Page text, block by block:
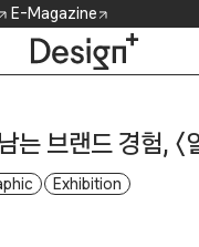
E-Magazine
는 브랜드 경험, 〈
Exhibition